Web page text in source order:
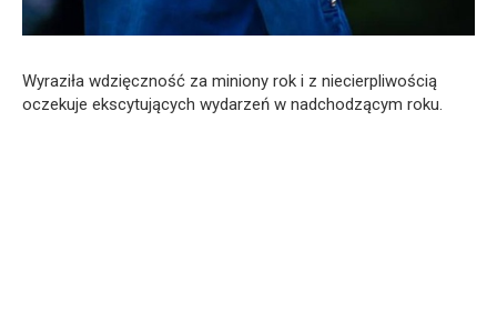
Wyraziła wdzięczność za miniony rok i z niecierpliwością
oczekuje ekscytujących wydarzeń w nadchodzącym roku.